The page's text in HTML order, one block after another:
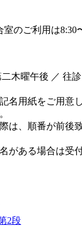
のご利用は8:30
木曜午後 ／ 往
名用紙をご用意
は、順番が前後
がある場合は受